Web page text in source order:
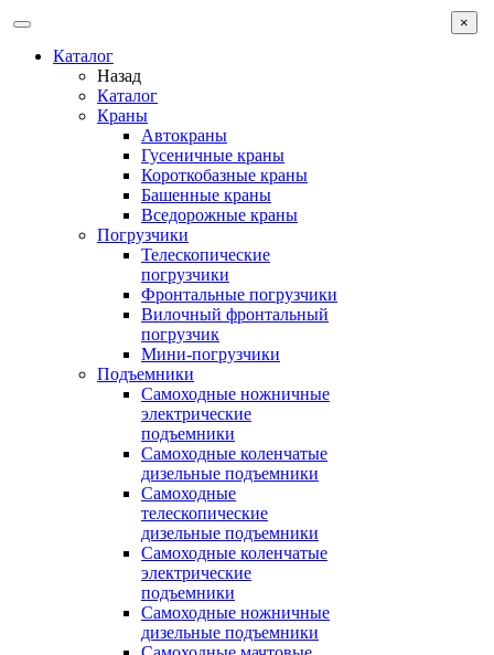
Каталог
Назад
Каталог
Краны
Автокраны
Гусеничные краны
Короткобазные краны
Башенные краны
Вcедорожные краны
Погрузчики
Телескопические
погрузчики
Фронтальные погрузчики
Вилочный фронтальный
погрузчик
Мини-погрузчики
Подъемники
Самоходные ножничные
электрические
подъемники
Самоходные коленчатые
дизельные подъемники
Самоходные
телескопические
дизельные подъемники
Самоходные коленчатые
электрические
подъемники
Самоходные ножничные
дизельные подъемники
×